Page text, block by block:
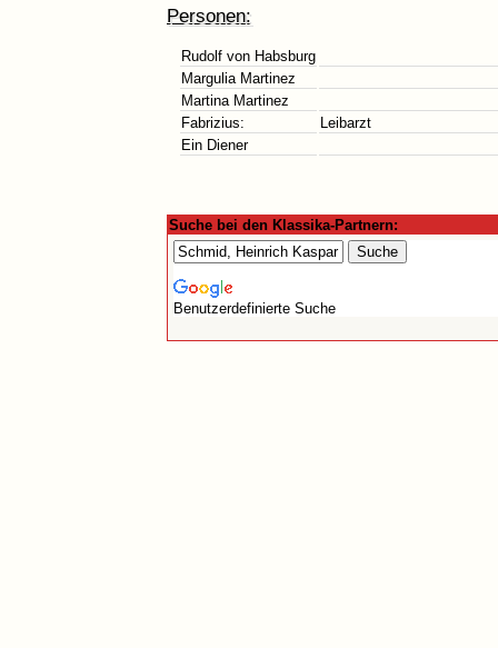
Personen:
Rudolf von Habsburg
Margulia Martinez
Martina Martinez
Fabrizius:
Leibarzt
Ein Diener
Suche bei den Klassika-Partnern:
Benutzerdefinierte Suche